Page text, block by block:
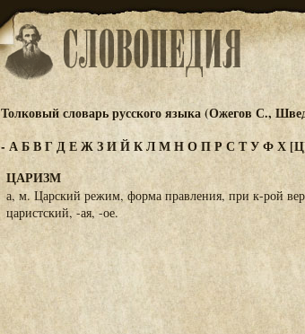
Толковый словарь русского языка (Ожегов С.,
-АБВГДЕЖЗИЙКЛМНОПРСТУФХ
ЦАРИЗМ
а, м. Царский режим, форма правления, при к-рой
царистский, -ая, -ое.